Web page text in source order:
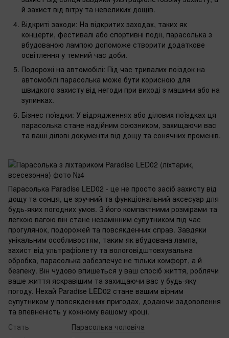
й захист від вітру та невеликих дощів.
Відкриті заходи: На відкритих заходах, таких як
концерти, фестивалі або спортивні події, парасолька з
вбудованою лампою допоможе створити додаткове
освітлення у темний час доби.
Подорожі на автомобілі: Під час тривалих поїздок на
автомобілі парасолька може бути корисною для
швидкого захисту від негоди при виході з машини або на
зупинках.
Бізнес-поїздки: У відрядженнях або ділових поїздках ця
парасолька стане надійним союзником, захищаючи вас
та ваші ділові документи від дощу та сонячних променів.
Парасолька Paradise LED02 - це не просто засіб захисту від
дощу та сонця, це зручний та функціональний аксесуар для
будь-яких погодних умов. З його компактними розмірами та
легкою вагою він стане незамінним супутником під час
прогулянок, подорожей та повсякденних справ. Завдяки
унікальним особливостям, таким як вбудована лампа,
захист від ультрафіолету та вологовідштовхувальна
обробка, парасолька забезпечує не тільки комфорт, а й
безпеку. Він чудово впишеться у ваш спосіб життя, роблячи
ваше життя яскравішим та захищаючи вас у будь-яку
погоду. Нехай Paradise LED02 стане вашим вірним
супутником у повсякденних пригодах, додаючи задоволення
та впевненість у кожному вашому кроці.
Стать
Парасолька чоловіча